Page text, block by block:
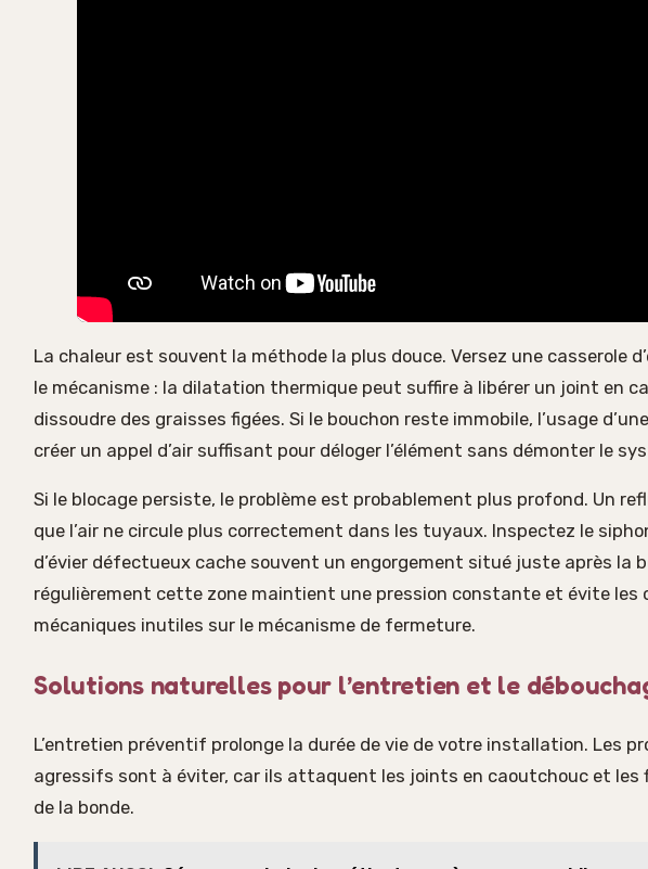
La chaleur est souvent la méthode la plus douce. Versez une casserole
le mécanisme : la dilatation thermique peut suffire à libérer un joint en
dissoudre des graisses figées. Si le bouchon reste immobile, l’usage
créer un appel d’air suffisant pour déloger l’élément sans démonter le
Si le blocage persiste, le problème est probablement plus profond. Un
que l’air ne circule plus correctement dans les tuyaux. Inspectez le
d’évier défectueux cache souvent un engorgement situé juste après la
régulièrement cette zone maintient une pression constante et évite les
mécaniques inutiles sur le mécanisme de fermeture.
Solutions naturelles pour l’entretien et le
L’entretien préventif prolonge la durée de vie de votre installation. Les
agressifs sont à éviter, car ils attaquent les joints en caoutchouc et les
de la bonde.